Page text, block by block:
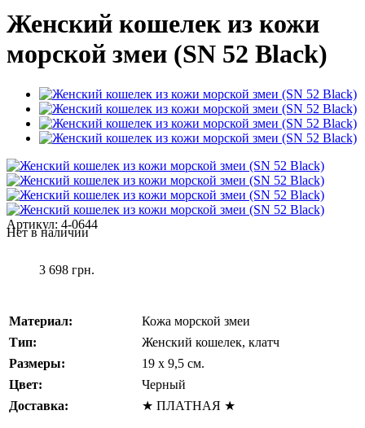
Женский кошелек из кожи
морской змеи (SN 52 Black)
Артикул: 4-0644
Нет в наличии
3 698 грн.
Материал:
Кожа морской змеи
Тип:
Женский кошелек, клатч
Размеры:
19 x 9,5 см.
Цвет:
Черный
Доставка:
★ ПЛАТНАЯ ★